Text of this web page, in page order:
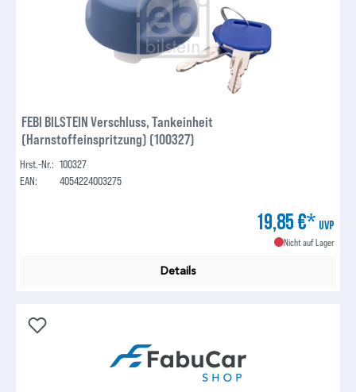
FEBI BILSTEIN Verschluss, Tankeinheit
(Harnstoffeinspritzung) (100327)
Hrst.-Nr.: 100327
EAN:
4054224003275
19,85 €* UVP
Nicht auf Lager
Details